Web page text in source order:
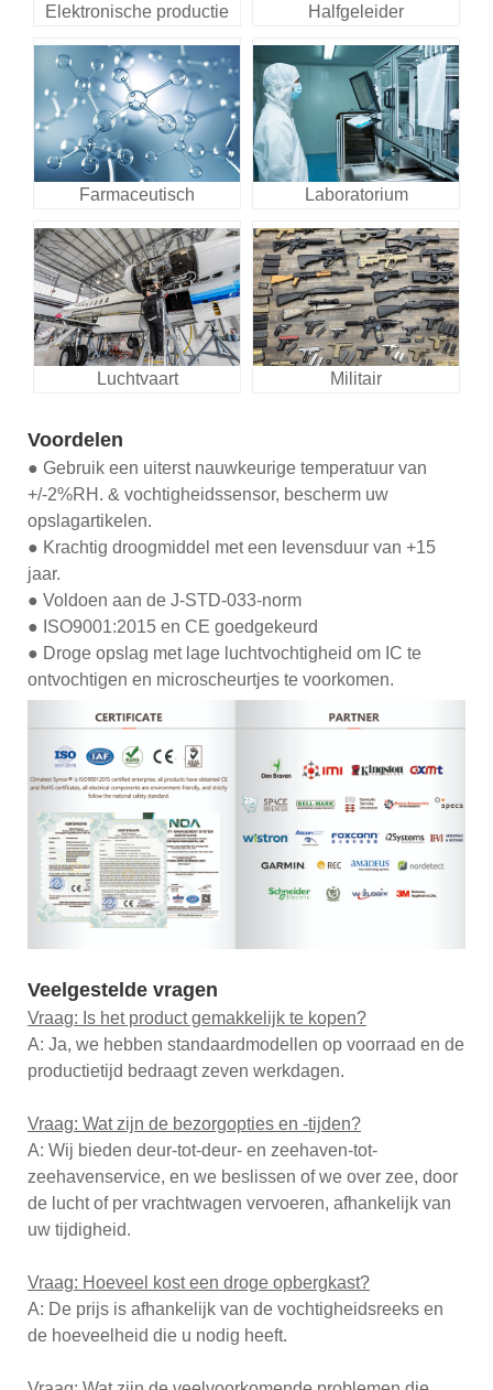
Elektronische productie Halfgeleider
Farmaceutisch Laboratorium
Luchtvaart Militair
Voordelen
● Gebruik een uiterst nauwkeurige temperatuur van
+/-2%RH. & vochtigheidssensor, bescherm uw
opslagartikelen.
● Krachtig droogmiddel met een levensduur van +15
jaar.
● Voldoen aan de J-STD-033-norm
● ISO9001:2015 en CE goedgekeurd
● Droge opslag met lage luchtvochtigheid om IC te
ontvochtigen en microscheurtjes te voorkomen.
Veelgestelde vragen
Vraag: Is het product gemakkelijk te kopen?
A: Ja, we hebben standaardmodellen op voorraad en de
productietijd bedraagt ​​zeven werkdagen.
Vraag: Wat zijn de bezorgopties en -tijden?
A: Wij bieden deur-tot-deur- en zeehaven-tot-
zeehavenservice, en we beslissen of we over zee, door
de lucht of per vrachtwagen vervoeren, afhankelijk van
uw tijdigheid.
Vraag: Hoeveel kost een droge opbergkast?
A: De prijs is afhankelijk van de vochtigheidsreeks en
de hoeveelheid die u nodig heeft.